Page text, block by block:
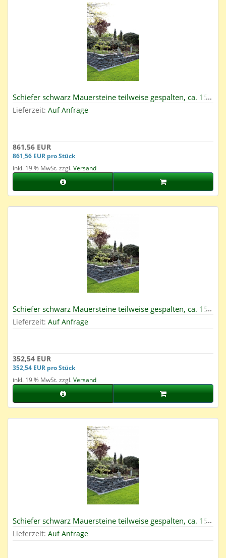
Schiefer schwarz Mauersteine teilweise gespalten, ca. 15-
40, Big Bag 1000 kg
Lieferzeit: Auf Anfrage
861,56 EUR
861,56 EUR pro Stück
inkl. 19 % MwSt. zzgl.Versand
Schiefer schwarz Mauersteine teilweise gespalten, ca. 15-
40, Big Bag 250 kg
Lieferzeit: Auf Anfrage
352,54 EUR
352,54 EUR pro Stück
inkl. 19 % MwSt. zzgl.Versand
Schiefer schwarz Mauersteine teilweise gespalten, ca. 15-
40, Big Bag 500 kg
Lieferzeit: Auf Anfrage